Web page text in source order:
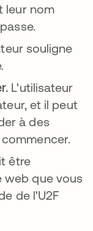
leur nom
souligne
L'utilisateur
et il peut
à des
être
web que vous
de l'U2F